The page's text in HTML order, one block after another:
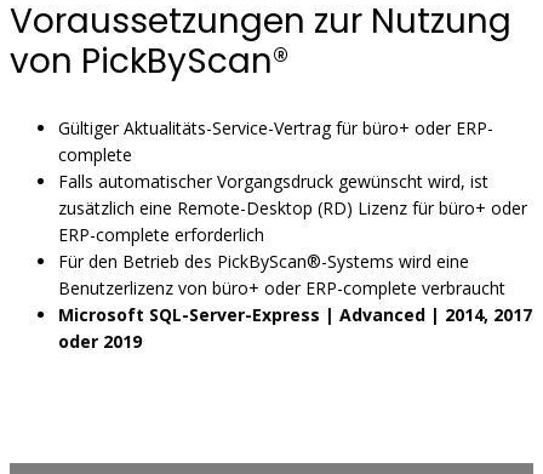
Voraussetzungen zur Nutzung
von PickByScan®
Gültiger Aktualitäts-Service-Vertrag für büro+ oder ERP-
complete
Falls automatischer Vorgangsdruck gewünscht wird, ist
zusätzlich eine Remote-Desktop (RD) Lizenz für büro+ oder
ERP-complete erforderlich
Für den Betrieb des PickByScan®-Systems wird eine
Benutzerlizenz von büro+ oder ERP-complete verbraucht
Microsoft SQL-Server-Express | Advanced | 2014, 2017
oder 2019